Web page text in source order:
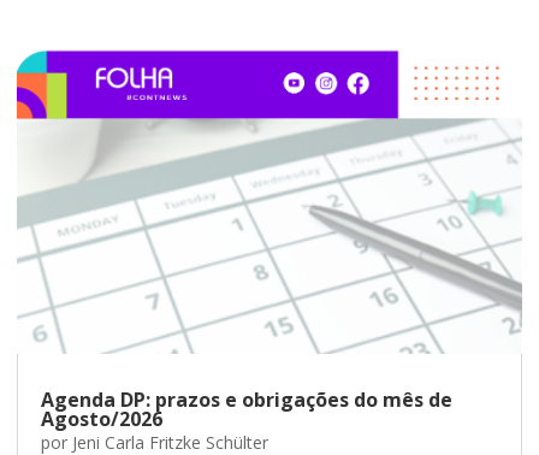
Agenda DP: prazos e obrigações do mês de
Agosto/2026
por Jeni Carla Fritzke Schülter